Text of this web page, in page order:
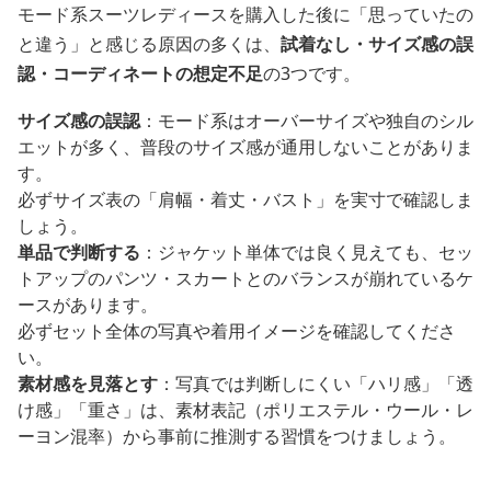
モード系スーツレディースを購入した後に「思っていたの
と違う」と感じる原因の多くは、 試着なし・サイズ感の誤
認・コーディネートの想定不足の3つです。
サイズ感の誤認：モード系はオーバーサイズや独自のシル
エットが多く、普段のサイズ感が通用しないことがありま
す。
必ずサイズ表の「肩幅・着丈・バスト」を実寸で確認しま
しょう。
単品で判断する ：ジャケット単体では良く見えても、セッ
トアップのパンツ・スカートとのバランスが崩れているケ
ースがあります。
必ずセット全体の写真や着用イメージを確認してくださ
い。
素材感を見落とす ：写真では判断しにくい「ハリ感」「透
け感」「重さ」は、素材表記（ポリエステル・ウール・レ
ーヨン混率）から事前に推測する習慣をつけましょう。